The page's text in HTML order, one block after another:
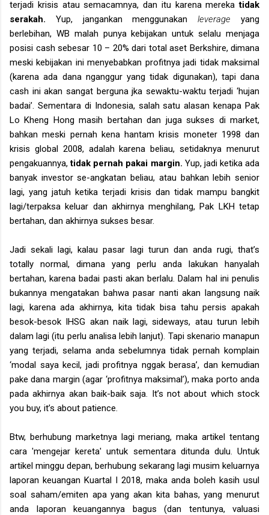
terjadi krisis atau semacamnya, dan itu karena merekatidak
serakah. Yup, jangankan menggunakanleverageyang
berlebihan, WB malah punya kebijakan untuk selalu menjaga
posisi cash sebesar 10 – 20% dari total aset Berkshire, dimana
meski kebijakan ini menyebabkan profitnya jadi tidak maksimal
(karena ada dana nganggur yang tidak digunakan), tapi dana
cash ini akan sangat berguna jka sewaktu-waktu terjadi ‘hujan
badai’. Sementara di Indonesia, salah satu alasan kenapa Pak
Lo Kheng Hong masih bertahan dan juga sukses di market,
bahkan meski pernah kena hantam krisis moneter 1998 dan
krisis global 2008, adalah karena beliau, setidaknya menurut
pengakuannya,tidak pernah pakai margin. Yup, jadi ketika ada
banyak investor se-angkatan beliau, atau bahkan lebih senior
lagi, yang jatuh ketika terjadi krisis dan tidak mampu bangkit
lagi/terpaksa keluar dan akhirnya menghilang, Pak LKH tetap
bertahan, dan akhirnya sukses besar.
Jadi sekali lagi, kalau pasar lagi turun dan anda rugi, that’s
totally normal, dimana yang perlu anda lakukan hanyalah
bertahan, karena badai pasti akan berlalu. Dalam hal ini penulis
bukannya mengatakan bahwa pasar nanti akan langsung naik
lagi, karena ada akhirnya, kita tidak bisa tahu persis apakah
besok-besok IHSG akan naik lagi, sideways, atau turun lebih
dalam lagi (itu perlu analisa lebih lanjut). Tapi skenario manapun
yang terjadi, selama anda sebelumnya tidak pernah komplain
‘modal saya kecil, jadi profitnya nggak berasa’, dan kemudian
pake dana margin (agar ‘profitnya maksimal’), maka porto anda
pada akhirnya akan baik-baik saja. It’s not about which stock
you buy, it’s about patience.
Btw, berhubung marketnya lagi meriang, maka artikel tentang
cara 'mengejar kereta' untuk sementara ditunda dulu. Untuk
artikel minggu depan, berhubung sekarang lagi musim keluarnya
laporan keuangan Kuartal I 2018, maka anda boleh kasih usul
soal saham/emiten apa yang akan kita bahas, yang menurut
anda laporan keuangannya bagus (dan tentunya, valuasi